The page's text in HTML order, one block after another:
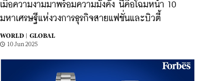
เมื่อความงามมาพร้อมความมั่งคั่ง นี่คือโฉมหน้า 10
มหาเศรษฐีแห่งวงการธุรกิจสายแฟชั่นและบิวตี้
WORLD |
GLOBAL
10 Jun 2025